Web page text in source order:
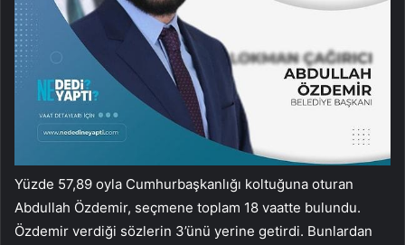
Yüzde 57,89 oyla Cumhurbaşkanlığı koltuğuna oturan
Abdullah Özdemir, seçmene toplam 18 vaatte bulundu.
Özdemir verdiği sözlerin 3’ünü yerine getirdi. Bunlardan